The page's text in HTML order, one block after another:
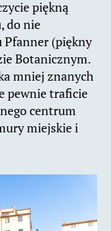
piękną
do nie
Pfanner (piękny
Botanicznym.
mniej znanych
pewnie traficie
centrum
miejskie i